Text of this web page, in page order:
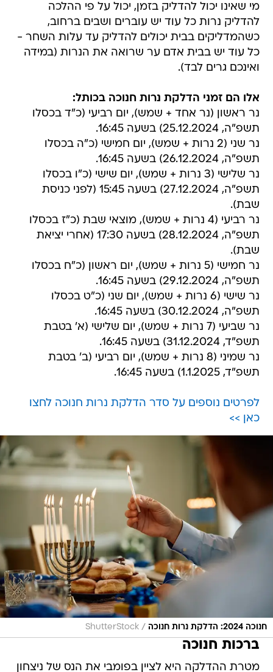
מי שאינו יכול להדליק בזמן, יכול על פי ההלכה
להדליק נרות כל עוד יש עוברים ושבים ברחוב,
כשהמדליקים בבית יכולים להדליק עד עלות השחר -
כל עוד יש בבית אדם ער שרואה את הנרות (במידה
ואינכם גרים לבד).
אלו הם זמני הדלקת נרות חנוכה בכותל:
נר ראשון (נר אחד + שמש), יום רביעי (כ"ד בכסלו
תשפ"ה, 25.12.2024) בשעה 16:45.
נר שני (2 נרות + שמש), יום חמישי (כ"ה בכסלו
תשפ"ה, 26.12.2024) בשעה 16:45.
נר שלישי (3 נרות + שמש), יום שישי (כ"ו בכסלו
תשפ"ה, 27.12.2024) בשעה 15:45 (לפני כניסת
שבת).
נר רביעי (4 נרות + שמש), מוצאי שבת (כ"ז בכסלו
תשפ"ה, 28.12.2024) בשעה 17:30 (אחרי יציאת
שבת).
נר חמישי (5 נרות + שמש), יום ראשון (כ"ח בכסלו
תשפ"ה, 29.12.2024) בשעה 16:45.
נר שישי (6 נרות + שמש), יום שני (כ"ט בכסלו
תשפ"ה, 30.12.2024) בשעה 16:45.
נר שביעי (7 נרות + שמש), יום שלישי (א' בטבת
תשפ"ד, 31.12.2024) בשעה 16:45.
נר שמיני (8 נרות + שמש), יום רביעי (ב' בטבת
תשפ"ד, 1.1.2025) בשעה 16:45.
לפרטים נוספים על סדר הדלקת נרות חנוכה לחצו
כאן >>
חנוכה 2024: הדלקת נרות חנוכה /
ShutterStock
ברכות חנוכה
מטרת ההדלקה היא לציין בפומבי את הנס של ניצחון